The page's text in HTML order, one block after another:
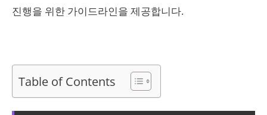
진행을 위한 가이드라인을 제공합니다.
Table of Contents